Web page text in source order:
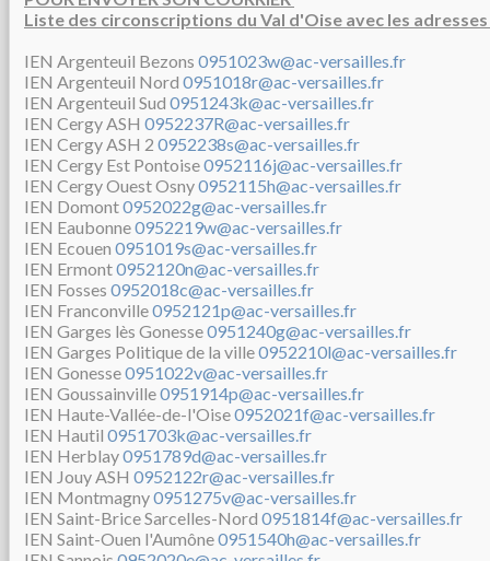
Liste des circonscriptions du Val d'Oise avec les
IEN Argenteuil Bezons 0951023w@ac-versailles.fr
IEN Argenteuil Nord 0951018r@ac-versailles.fr
IEN Argenteuil Sud 0951243k@ac-versailles.fr
IEN Cergy ASH 0952237R@ac-versailles.fr
IEN Cergy ASH 2 0952238s@ac-versailles.fr
IEN Cergy Est Pontoise0952116j@ac-versailles.fr
IEN Cergy Ouest Osny0952115h@ac-versailles.fr
IEN Domont0952022g@ac-versailles.fr
IEN Eaubonne0952219w@ac-versailles.fr
IEN Ecouen 0951019s@ac-versailles.fr
IEN Ermont0952120n@ac-versailles.fr
IEN Fosses 0952018c@ac-versailles.fr
IEN Franconville0952121p@ac-versailles.fr
IEN Garges lès Gonesse0951240g@ac-versailles.fr
IEN Garges Politique de la ville0952210l@ac-versailles.fr
IEN Gonesse0951022v@ac-versailles.fr
IEN Goussainville0951914p@ac-versailles.fr
IEN Haute-Vallée-de-l'Oise0952021f@ac-versailles.fr
IEN Hautil 0951703k@ac-versailles.fr
IEN Herblay0951789d@ac-versailles.fr
IEN Jouy ASH 0952122r@ac-versailles.fr
IEN Montmagny0951275v@ac-versailles.fr
IEN Saint-Brice Sarcelles-Nord 0951814f@ac-versailles.fr
IEN Saint-Ouen l'Aumône0951540h@ac-versailles.fr